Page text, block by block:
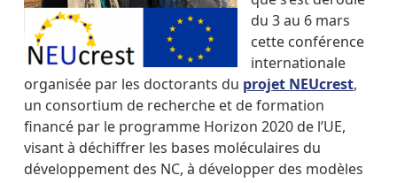
du 3 au 6 mars
cette conférence
internationale
organisée par les doctorants du projet NEUcrest,
un consortium de recherche et de formation
financé par le programme Horizon 2020 de l’UE,
visant à déchiffrer les bases moléculaires du
développement des NC, à développer des modèles